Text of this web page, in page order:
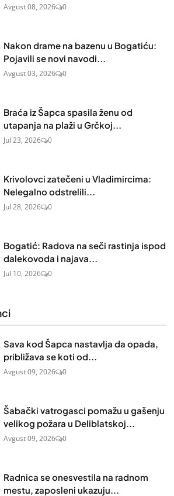
Avgust 08, 2026 0
Nakon drame na bazenu u Bogatiću:
Pojavili se novi navodi...
Avgust 03, 2026 0
Braća iz Šapca spasila ženu od
utapanja na plaži u Grčkoj...
Jul 23, 2026 0
Krivolovci zatečeni u Vladimircima:
Nelegalno odstrelili...
Jul 28, 2026 0
Bogatić: Radova na seči rastinja ispod
dalekovoda i najava...
Jul 10, 2026 0
Sava kod Šapca nastavlja da opada,
približava se koti od...
Avgust 09, 2026 0
Šabački vatrogasci pomažu u gašenju
velikog požara u Deliblatskoj...
Avgust 09, 2026 0
Radnica se onesvestila na radnom
mestu, zaposleni ukazuju...